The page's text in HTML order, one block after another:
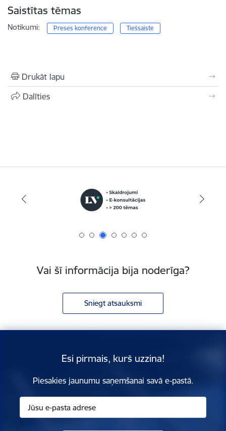
Saistītas tēmas
Notikumi: Preses konference Tiešsaiste
Drukāt lapu
Dalīties
Vai šī informācija bija noderīga?
Sniegt atsauksmi
Esi pirmais, kurš uzzina!
Piesakies jaunumu saņemšanai savā e-pastā.